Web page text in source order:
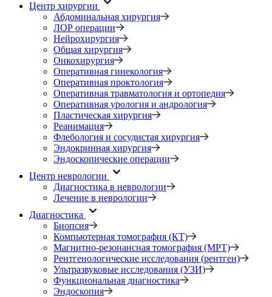
Центр хирургии
Абдоминальная хирургия
ЛОР операции
Нейрохирургия
Общая хирургия
Онкохирургия
Оперативная гинекология
Оперативная проктология
Оперативная травматология и ортопедия
Оперативная урология и андрология
Пластическая хирургия
Реанимация
Флебология и сосудистая хирургия
Эндокринная хирургия
Эндоскопические операции
Центр неврологии
Диагностика в неврологии
Лечение в неврологии
Диагностика
Биопсия
Компьютерная томография (КТ)
Магнитно-резонансная томография (МРТ)
Рентгенологические исследования (рентген)
Ультразвуковые исследования (УЗИ)
Функциональная диагностика
Эндоскопия